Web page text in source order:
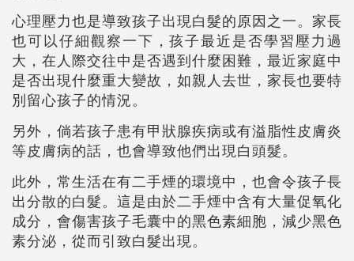
心理壓力也是導致孩子出現白髮的原因之一。家長
也可以仔細觀察一下，孩子最近是否學習壓力過
大，在人際交往中是否遇到什麼困難，最近家庭中
是否出現什麼重大變故，如親人去世，家長也要特
別留心孩子的情況。
另外，倘若孩子患有甲狀腺疾病或有溢脂性皮膚炎
等皮膚病的話，也會導致他們出現白頭髮。
此外，常生活在有二手煙的環境中，也會令孩子長
出分散的白髮。這是由於二手煙中含有大量促氧化
成分，會傷害孩子毛囊中的黑色素細胞，減少黑色
素分泌，從而引致白髮出現。